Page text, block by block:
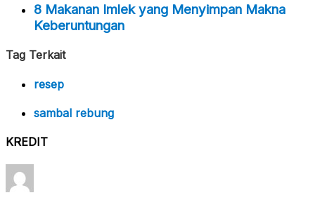
8 Makanan Imlek yang Menyimpan Makna
Keberuntungan
Tag Terkait
resep
sambal rebung
KREDIT